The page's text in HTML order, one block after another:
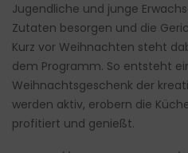
Jugendliche und junge
Zutaten besorgen und die
Kurz vor Weihnachten steht
dem Programm. So entsteht
Weihnachtsgeschenk der
werden aktiv, erobern die
profitiert und genießt.